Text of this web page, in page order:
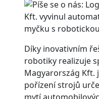
Díky inovativním
robotiky realizuje
Magyarország
pořízení strojů